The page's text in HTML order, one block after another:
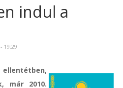
indul a
19:29
már 2010.